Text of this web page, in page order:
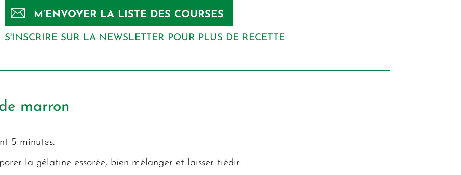
M’ENVOYER LA LISTE DES COURSES
S'INSCRIRE SUR LA NEWSLETTER POUR PLUS DE RECETTE
marron
5 minutes.
la gélatine essorée, bien mélanger et laisser tiédir.